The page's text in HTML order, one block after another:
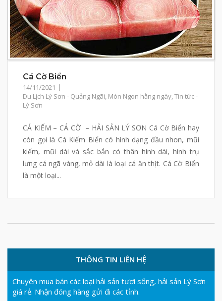
Cá Cờ Biển
14/11/2021
Du Lịch Lý Sơn - Quảng Ngãi, Món Ngon hằng ngày,Tin tức -
Lý Sơn
CÁ KIẾM – CÁ CỜ – HẢI SẢN LÝ SƠN Cá Cờ Biển hay
còn gọi là Cá Kiếm Biển có hình dạng đầu nhon, mũi
kiếm, mũi dài và sắc bắn có thân hình dài, hình trụ
lưng cá ngã vàng, mỏ dài là loại cá ăn thịt. Cá Cờ Biển
là một loại...
THÔNG TIN LIÊN HỆ
Chuyên mua bán các loại hải sản tươi sống, hải sản Lý Sơn
giá rẻ. Nhận đóng hàng gửi đi các tỉnh.